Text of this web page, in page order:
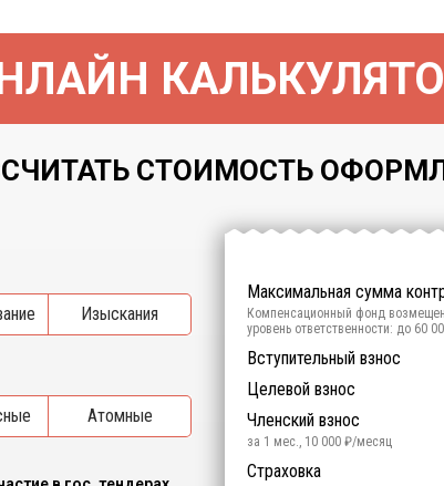
СТОИМОСТЬ
Изыскания
Атомные
Максимальная сумма
Компенсационный фонд
уровень ответственности: до 60
Участие в гос. тендерах и
Компенсационный фонд
й уровень ответственности:
Вступительный взнос
Целевой взнос
Членский взнос
за 1 мес., 10 000 ₽/месяц
Предоставление
Сертификат ISO 9001
Сертификат ISO 14001
Сертификат OHSAS 18001
Страховка